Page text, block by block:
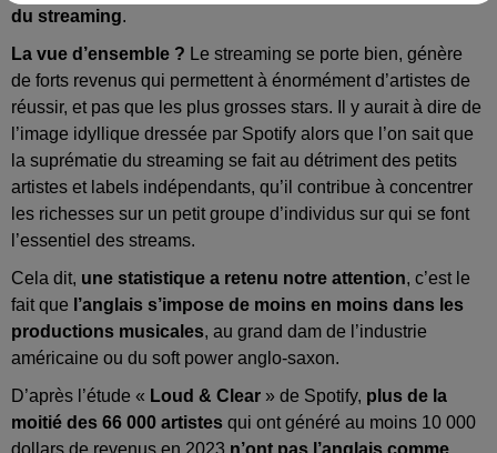
du streaming.
La vue d’ensemble ? Le streaming se porte bien, génère
de forts revenus qui permettent à énormément d’artistes de
réussir, et pas que les plus grosses stars. Il y aurait à dire de
l’image idyllique dressée par Spotify alors que l’on sait que
la suprématie du streaming se fait au détriment des petits
artistes et labels indépendants, qu’il contribue à concentrer
les richesses sur un petit groupe d’individus sur qui se font
l’essentiel des streams.
Cela dit, une statistique a retenu notre attention, c’est le
fait que l’anglais s’impose de moins en moins dans les
productions musicales, au grand dam de l’industrie
américaine ou du soft power anglo-saxon.
D’après l’étude « Loud & Clear » de Spotify, plus de la
moitié des 66 000 artistes qui ont généré au moins 10 000